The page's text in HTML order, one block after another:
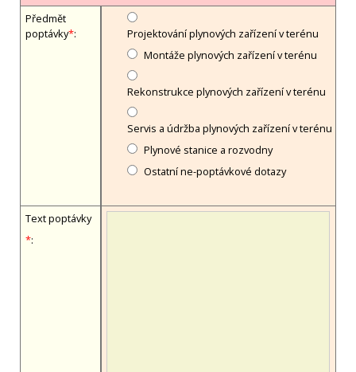
Předmět
poptávky*:
Projektování plynových zařízení v terénu
Montáže plynových zařízení v terénu
Rekonstrukce plynových zařízení v terénu
Servis a údržba plynových zařízení v terénu
Plynové stanice a rozvodny
Ostatní ne-poptávkové dotazy
Text poptávky
*: